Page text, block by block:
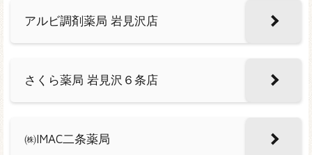
アルビ調剤薬局 岩見沢店
さくら薬局 岩見沢６条店
㈱IMAC二条薬局